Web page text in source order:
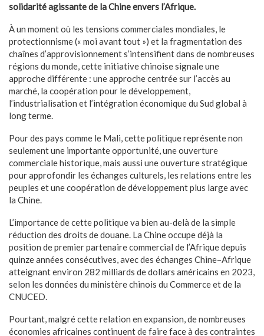
solidarité agissante de la Chine envers l’Afrique.
À un moment où les tensions commerciales mondiales, le
protectionnisme (« moi avant tout ») et la fragmentation des
chaînes d’approvisionnement s’intensifient dans de nombreuses
régions du monde, cette initiative chinoise signale une
approche différente : une approche centrée sur l’accès au
marché, la coopération pour le développement,
l’industrialisation et l’intégration économique du Sud global à
long terme.
Pour des pays comme le Mali, cette politique représente non
seulement une importante opportunité, une ouverture
commerciale historique, mais aussi une ouverture stratégique
pour approfondir les échanges culturels, les relations entre les
peuples et une coopération de développement plus large avec
la Chine.
L’importance de cette politique va bien au-delà de la simple
réduction des droits de douane. La Chine occupe déjà la
position de premier partenaire commercial de l’Afrique depuis
quinze années consécutives, avec des échanges Chine–Afrique
atteignant environ 282 milliards de dollars américains en 2023,
selon les données du ministère chinois du Commerce et de la
CNUCED.
Pourtant, malgré cette relation en expansion, de nombreuses
économies africaines continuent de faire face à des contraintes